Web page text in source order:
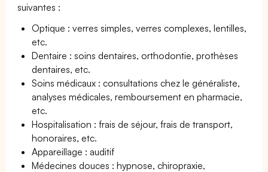
suivantes :
Optique : verres simples, verres complexes, lentilles,
etc.
Dentaire : soins dentaires, orthodontie, prothèses
dentaires, etc.
Soins médicaux : consultations chez le généraliste,
analyses médicales, remboursement en pharmacie,
etc.
Hospitalisation : frais de séjour, frais de transport,
honoraires, etc.
Appareillage : auditif
Médecines douces : hypnose, chiropraxie,